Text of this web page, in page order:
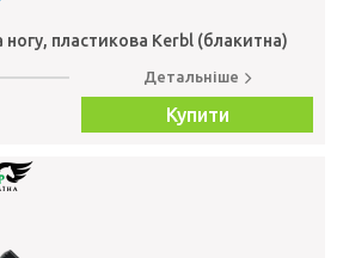
пластикова Kerbl (блакитна)
Детальніше
Купити